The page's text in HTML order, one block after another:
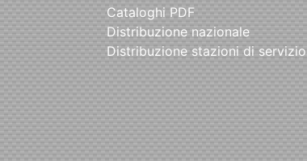
Cataloghi PDF
Distribuzione nazionale
Distribuzione stazioni di servizio